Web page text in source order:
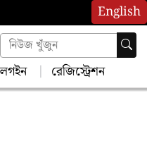
English
লগইন রেজিস্ট্রেশন